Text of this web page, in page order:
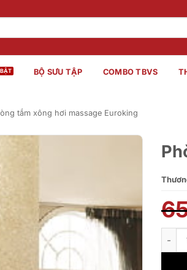
BỘ SƯU TẬP COMBO TBVS
tắm xông hơi massage Euroking